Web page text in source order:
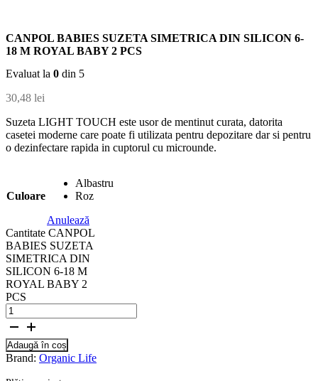
CANPOL BABIES SUZETA SIMETRICA DIN SILICON 6-
18 M ROYAL BABY 2 PCS
Evaluat la 0 din 5
30,48 lei
Suzeta LIGHT TOUCH este usor de mentinut curata, datorita
casetei moderne care poate fi utilizata pentru depozitare dar si pentru
o dezinfectare rapida in cuptorul cu microunde.
Culoare
Albastru
Roz
Anulează
Cantitate CANPOL
BABIES SUZETA
SIMETRICA DIN
SILICON 6-18 M
ROYAL BABY 2
PCS
Adaugă în coș
Brand: Organic Life